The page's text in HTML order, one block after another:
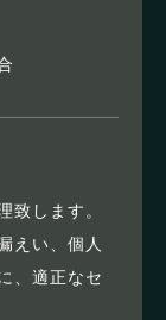
致します。
えい、個人
、適正なセ